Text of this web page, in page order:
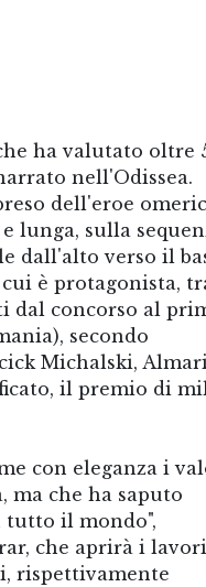
ha valutato oltre
nell'Odissea.
dell'eroe
lunga, sulla
dall'alto verso il
è protagonista,
dal concorso al
secondo
Michalski,
il premio di
con eleganza i
ma che ha saputo
tutto il mondo",
che aprirà i
rispettivamente